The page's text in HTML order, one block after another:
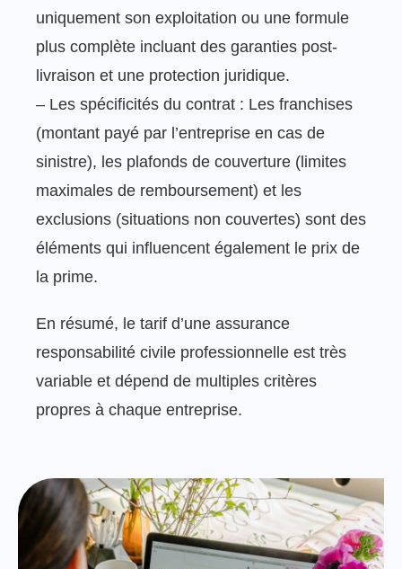
uniquement son exploitation ou une formule
plus complète incluant des garanties post-
livraison et une protection juridique.
– Les spécificités du contrat : Les franchises
(montant payé par l’entreprise en cas de
sinistre), les plafonds de couverture (limites
maximales de remboursement) et les
exclusions (situations non couvertes) sont des
éléments qui influencent également le prix de
la prime.
En résumé, le tarif d’une assurance
responsabilité civile professionnelle est très
variable et dépend de multiples critères
propres à chaque entreprise.